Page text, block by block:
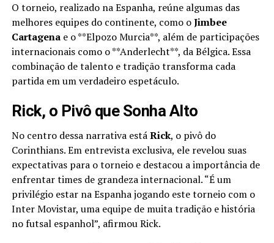
O torneio, realizado na Espanha, reúne algumas das
melhores equipes do continente, como oJimbee
Cartagenae o **Elpozo Murcia**, além de participações
internacionais como o **Anderlecht**, da Bélgica. Essa
combinação de talento e tradição transforma cada
partida em um verdadeiro espetáculo.
Rick, o Pivô que Sonha Alto
No centro dessa narrativa estáRick, o pivô do
Corinthians. Em entrevista exclusiva, ele revelou suas
expectativas para o torneio e destacou a importância de
enfrentar times de grandeza internacional. “É um
privilégio estar na Espanha jogando este torneio com o
Inter Movistar, uma equipe de muita tradição e história
no futsal espanhol”, afirmou Rick.